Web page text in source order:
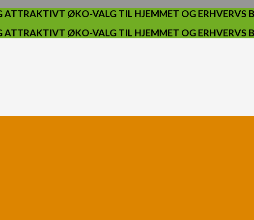
ATTRAKTIVT ØKO-VALG TIL HJEMMET OG ERHVERVS
ATTRAKTIVT ØKO-VALG TIL HJEMMET OG ERHVERVS